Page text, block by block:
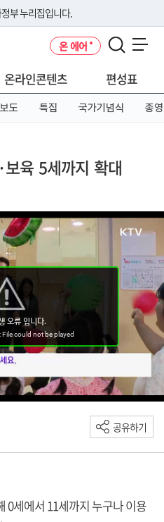
부 누리집입니다.
주소를 사용하고 있다면 아래 URL에
온 에어
온라인콘텐츠 편성표
보도 특집 국가기념식 종영
육 5세까지 확대
공유하기
0세에서 11세까지 누구나 이용